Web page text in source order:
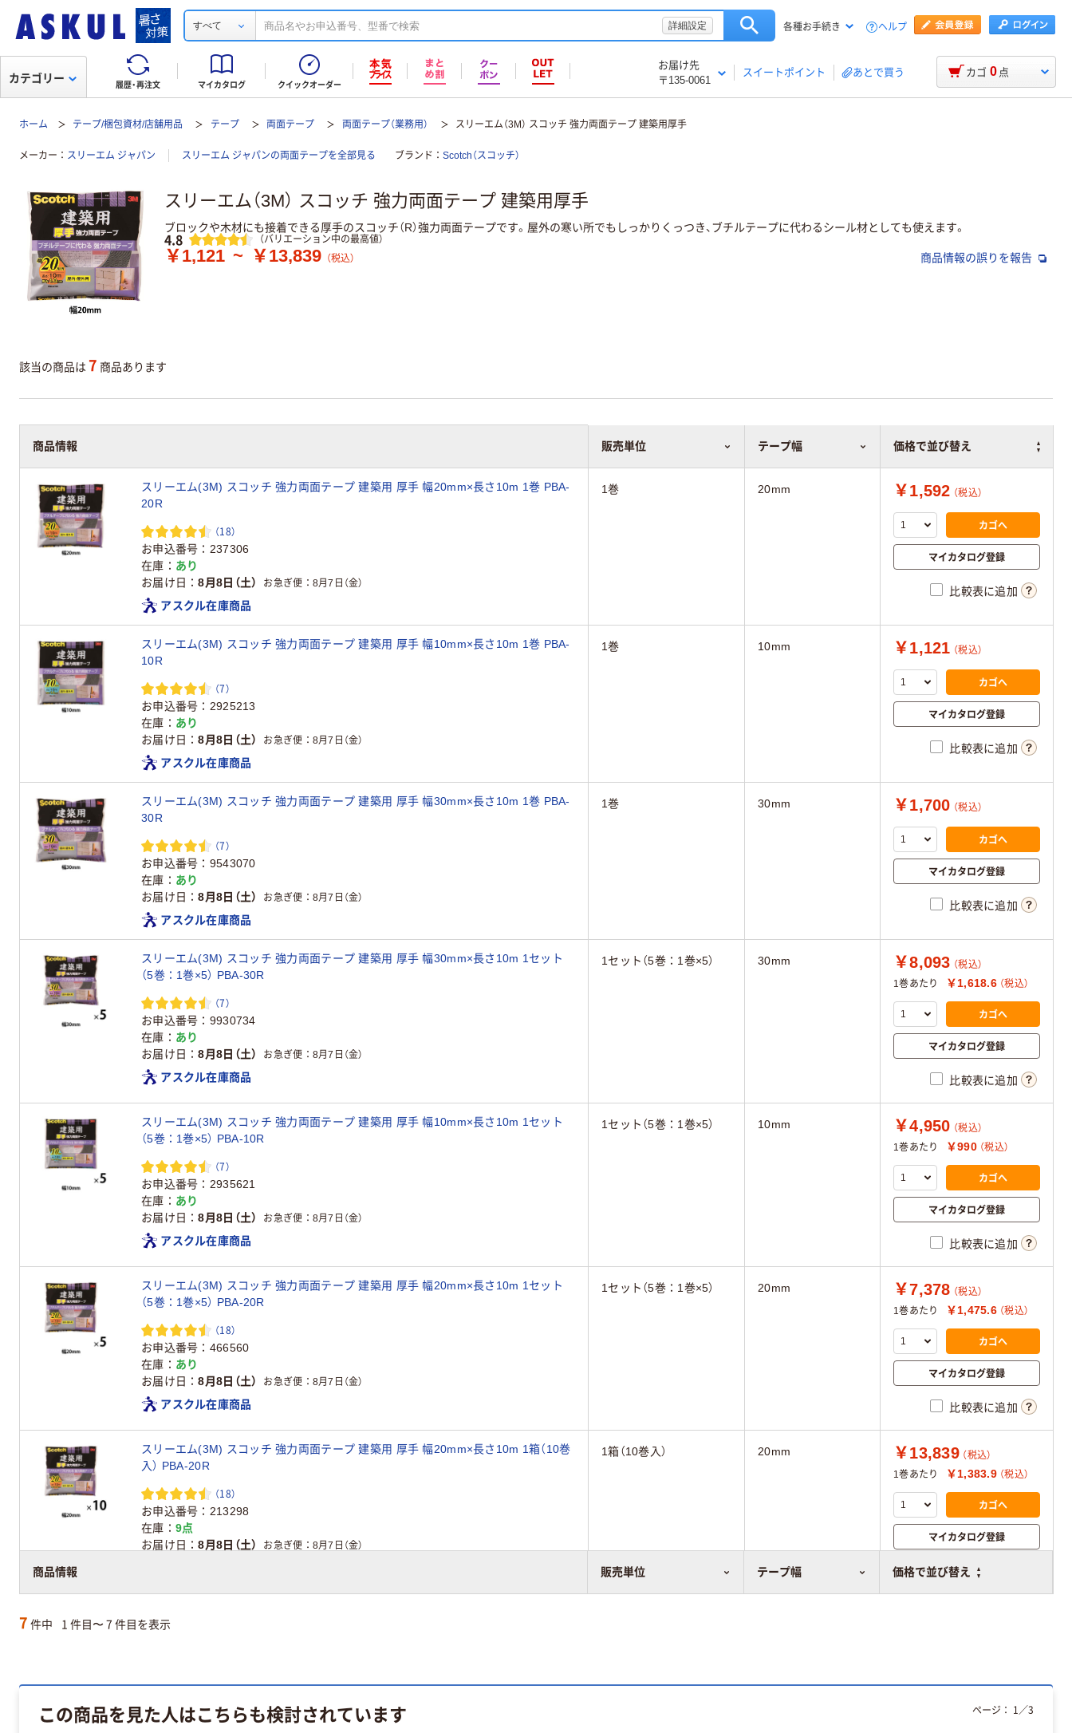
すべて 詳細設定 各種お手続き ヘルプ
履歴・再注文 マイカタログ クイックオーダー
お届け先
〒135-0061
スイートポイント あとで買う
カテゴリー カゴ 0 点
ホーム テープ/梱包資材/店舗用品 テープ 両面テープ 両面テープ（業務用） スリーエム（3M） スコッチ 強力両面テープ 建築用厚手
メーカー スリーエム ジャパン スリーエム ジャパンの両面テープを全部見る ブランド Scotch（スコッチ）
スリーエム（3M） スコッチ 強力両面テープ 建築用厚手
ブロックや木材にも接着できる厚手のスコッチ（R）強力両面テープです。屋外の寒い所でもしっかりくっつき、ブチルテープに代わるシール材としても使えます。
レビュー
4.8 （バリエーション中の最高値）
￥1,121 ~ ￥13,839 （税込） 商品情報の誤りを報告
該当の商品は 7 商品あります
商品情報 販売単位 テープ幅 価格で並び替え
商品情報 販売単位 テープ幅 価格で並び替え
スリーエム(3M) スコッチ 強力両面テープ 建築用 厚手 幅20mm×長さ10m 1巻 PBA-
20R
（18）
お申込番号
237306
在庫
あり
お届け日
8月8日（土） お急ぎ便 8月7日（金）
アスクル在庫商品
1巻 20mm ￥1,592 （税込）
カゴへ
マイカタログ登録
比較表に追加
スリーエム(3M) スコッチ 強力両面テープ 建築用 厚手 幅10mm×長さ10m 1巻 PBA-
10R
（7）
お申込番号
2925213
在庫
あり
お届け日
8月8日（土） お急ぎ便 8月7日（金）
アスクル在庫商品
1巻 10mm ￥1,121 （税込）
カゴへ
マイカタログ登録
比較表に追加
スリーエム(3M) スコッチ 強力両面テープ 建築用 厚手 幅30mm×長さ10m 1巻 PBA-
30R
（7）
お申込番号
9543070
在庫
あり
お届け日
8月8日（土） お急ぎ便 8月7日（金）
アスクル在庫商品
1巻 30mm ￥1,700 （税込）
カゴへ
マイカタログ登録
比較表に追加
スリーエム(3M) スコッチ 強力両面テープ 建築用 厚手 幅30mm×長さ10m 1セット
（5巻：1巻×5） PBA-30R
（7）
お申込番号
9930734
在庫
あり
お届け日
8月8日（土） お急ぎ便 8月7日（金）
アスクル在庫商品
1セット（5巻：1巻×5） 30mm ￥8,093 （税込）
1巻あたり
￥1,618.6 （税込）
カゴへ
マイカタログ登録
比較表に追加
スリーエム(3M) スコッチ 強力両面テープ 建築用 厚手 幅10mm×長さ10m 1セット
（5巻：1巻×5） PBA-10R
（7）
お申込番号
2935621
在庫
あり
お届け日
8月8日（土） お急ぎ便 8月7日（金）
アスクル在庫商品
1セット（5巻：1巻×5） 10mm ￥4,950 （税込）
1巻あたり
￥990 （税込）
カゴへ
マイカタログ登録
比較表に追加
スリーエム(3M) スコッチ 強力両面テープ 建築用 厚手 幅20mm×長さ10m 1セット
（5巻：1巻×5） PBA-20R
（18）
お申込番号
466560
在庫
あり
お届け日
8月8日（土） お急ぎ便 8月7日（金）
アスクル在庫商品
1セット（5巻：1巻×5） 20mm ￥7,378 （税込）
1巻あたり
￥1,475.6 （税込）
カゴへ
マイカタログ登録
比較表に追加
スリーエム(3M) スコッチ 強力両面テープ 建築用 厚手 幅20mm×長さ10m 1箱（10巻
入） PBA-20R
（18）
お申込番号
213298
在庫
9点
お届け日
8月8日（土） お急ぎ便 8月7日（金）
1箱（10巻入） 20mm ￥13,839 （税込）
1巻あたり
￥1,383.9 （税込）
カゴへ
マイカタログ登録
比較表に追加
7 件中 1 件目〜 7 件目を表示
この商品を見た人はこちらも検討されています ページ： 1 ／3